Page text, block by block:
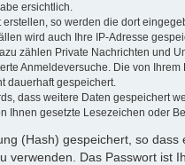
ersichtlich.
so werden die dort
wird auch Ihre IP-Adresse
zählen Private Nachrichten und
Anmeldeversuche. Die von
dauerhaft gespeichert.
dass weitere Daten gespeichert
Ihnen gesetzte Lesezeichen oder
(Hash) gespeichert, so
verwenden. Das Passwort ist